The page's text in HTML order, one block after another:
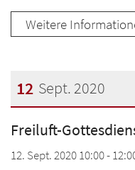
Weitere
12 Sept. 2020
Datum: 12.
Freiluft-
12. Sept. 2020 10:00 -